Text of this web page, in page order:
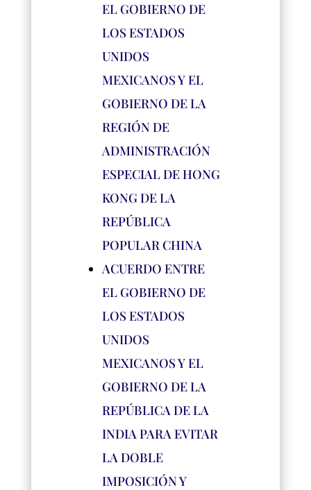
EL GOBIERNO DE
LOS ESTADOS
UNIDOS
MEXICANOS Y EL
GOBIERNO DE LA
REGIÓN DE
ADMINISTRACIÓN
ESPECIAL DE HONG
KONG DE LA
REPÚBLICA
POPULAR CHINA
ACUERDO ENTRE
EL GOBIERNO DE
LOS ESTADOS
UNIDOS
MEXICANOS Y EL
GOBIERNO DE LA
REPÚBLICA DE LA
INDIA PARA EVITAR
LA DOBLE
IMPOSICIÓN Y